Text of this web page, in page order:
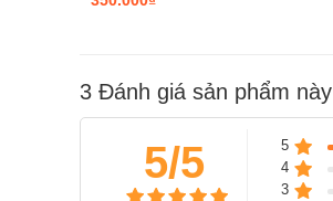
3 Đánh giá sản phẩm này
5/5 5
4
3